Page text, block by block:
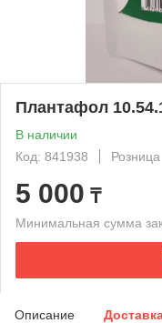
Плантафол
В наличии
Код: 841938
Розница
5 000 ₸
Минимальная сумма
Описание